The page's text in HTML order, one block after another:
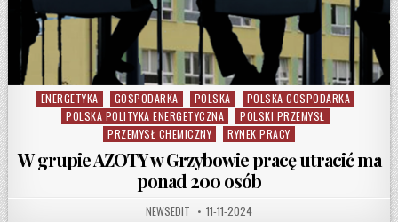
Posted in
ENERGETYKA GOSPODARKA POLSKA
POLSKA GOSPODARKA
POLSKA POLITYKA ENERGETYCZNA
POLSKI PRZEMYSŁ
PRZEMYSŁ CHEMICZNY
RYNEK PRACY
W grupie AZOTY w Grzybowie pracę utracić ma
ponad 200 osób
AUTHOR:
NEWSEDIT PUBLISHED DATE:
11-11-2024